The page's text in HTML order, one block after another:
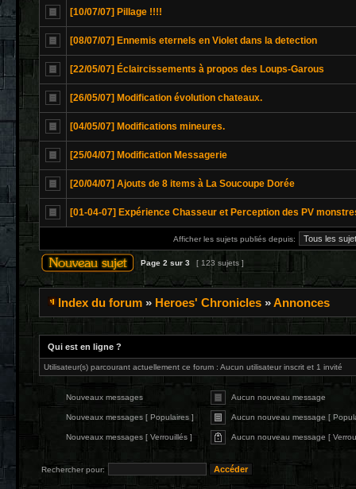
[10/07/07] Pillage !!!!
[08/07/07] Ennemis eternels en Violet dans la detection
[22/05/07] Éclaircissements à propos des Loups-Garous
[26/05/07] Modification évolution chateaux.
[04/05/07] Modifications mineures.
[25/04/07] Modification Messagerie
[20/04/07] Ajouts de 8 items à La Soucoupe Dorée
[01-04-07] Expérience Chasseur et Perception des PV
Afficher les sujets publiés depuis:
Page 2 sur 3 [ 123 sujets ]
Index du forum » Heroes' Chronicles »Annonces
Qui est en ligne ?
Utilisateur(s) parcourant actuellement ce forum : Aucun utilisateur inscrit et 1 invité
Nouveaux messages Aucun nouveau message
Nouveaux messages [ Populaires ] Aucun nouveau message [
Nouveaux messages [ Verrouillés ] Aucun nouveau message [
Rechercher pour: